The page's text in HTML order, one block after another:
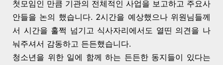
첫모임인 만큼 기관의 전체적인 사업을 보고하고 주요사
안들을 논의 했습니다. 2시간을 예상했으나 위원님들께
서 시간을 훌쩍 넘기고 식사자리에서도 열띤 의견을 나
눠주셔서 감동하고 든든했습니다.
청소년을 위한 일에 함께 하는 든든한 동지들이 있다는